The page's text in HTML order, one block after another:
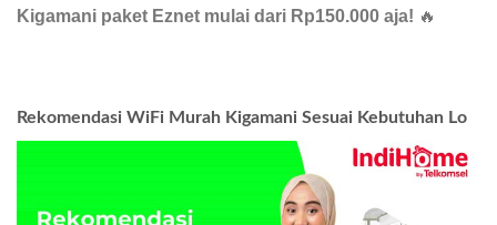
Kigamani paket Eznet mulai dari Rp150.000 aja! 🔥
Rekomendasi WiFi Murah Kigamani Sesuai Kebutuhan Lo